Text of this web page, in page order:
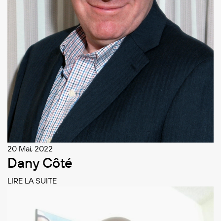
20 Mai, 2022
Dany Côté
LIRE LA SUITE